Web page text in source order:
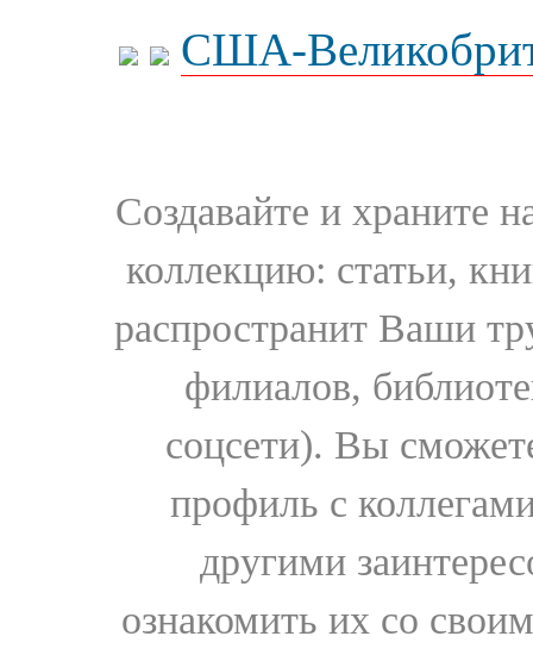
США-
Создавайте и храните
коллекцию: статьи,
распространит Ваши
филиалов,
соцсети). Вы
профиль с
другими
ознакомить их со